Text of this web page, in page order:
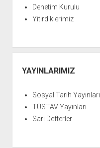
Denetim Kurulu
Yitirdiklerimiz
YAYINLARIMIZ
Sosyal Tarih Yayınları
TÜSTAV Yayınları
Sarı Defterler